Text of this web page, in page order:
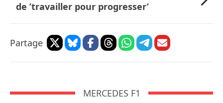
de ’travailler pour progresser’
Partage
MERCEDES F1